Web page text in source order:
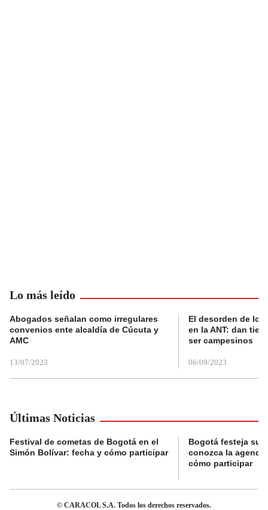
Lo más leído
Abogados señalan como irregulares
convenios ente alcaldía de Cúcuta y
AMC
13/07/2023
El desorden de
en la ANT: dan
ser campesinos
06/09/2023
Últimas Noticias
Festival de cometas de Bogotá en el
Simón Bolívar: fecha y cómo participar
Bogotá festeja su
conozca la
cómo participar
© CARACOL S.A. Todos los derechos reservados.